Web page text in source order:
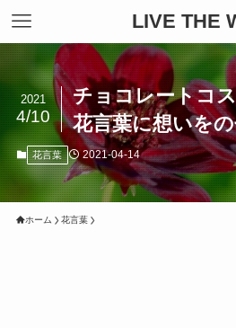
LIVE THE
チョコレートコ
花言葉に想いを
2021
4/10
花言葉 2021-04-14
ホーム 花言葉